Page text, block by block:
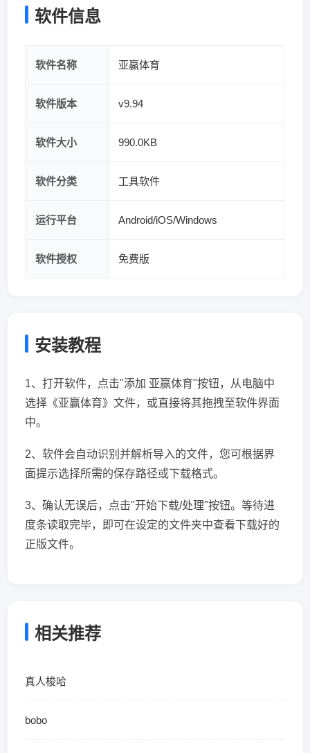
软件信息
软件名称 亚赢体育
软件版本 v9.94
软件大小 990.0KB
软件分类 工具软件
运行平台 Android/iOS/Windows
软件授权 免费版
安装教程
1、打开软件，点击"添加 亚赢体育"按钮，从电脑中
选择《亚赢体育》文件，或直接将其拖拽至软件界面
中。
2、软件会自动识别并解析导入的文件，您可根据界
面提示选择所需的保存路径或下载格式。
3、确认无误后，点击"开始下载/处理"按钮。等待进
度条读取完毕，即可在设定的文件夹中查看下载好的
正版文件。
相关推荐
真人梭哈
bobo